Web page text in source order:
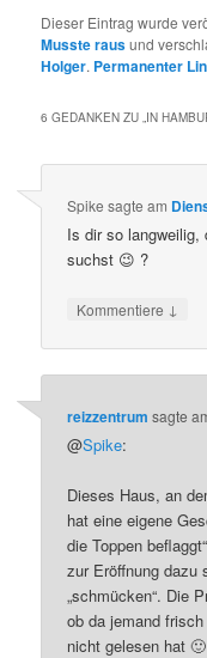
Dieser Eintrag wurde
Musste rausund
Holger. Permanenter
6 GEDANKEN ZU „IN
Spike sagte am
Is dir so
suchst 😉 ?
Kommentiere ↓
reizzentrum sagte
@Spike:
Dieses Haus, an
hat eine eigene
die Toppen
zur Eröffnung dazu
„schmücken“. Die
ob da jemand
nicht gelesen hat 🙂